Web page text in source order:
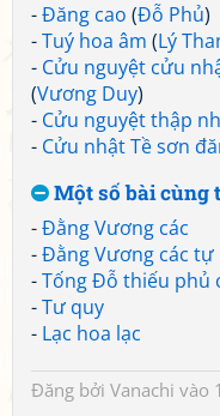
-Đăng cao (Đỗ Phủ)
-Tuý hoa âm (Lý
- Cửu nguyệt cửu
(Vương Duy)
- Cửu nguyệt thập
- Cửu nhật Tề sơn
Một số bài cùng
-Đằng Vương các
-Đằng Vương các tự
-Tống Đỗ thiếu phủ
-Tư quy
- Lạc hoa lạc
Đăng bởi Vanachi vào